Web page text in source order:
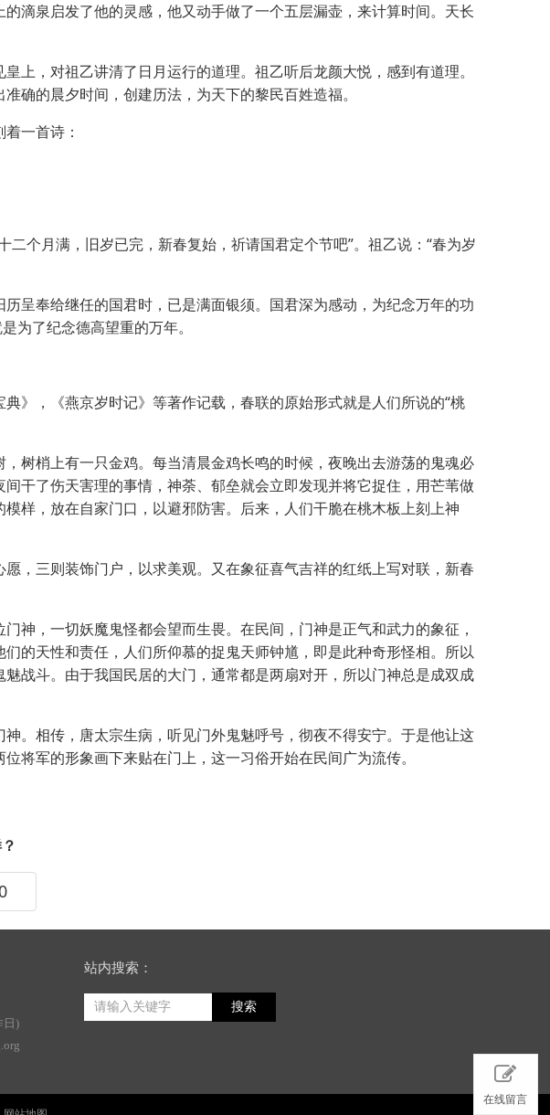
滴泉启发了他的灵感，他又动手做了一个五层漏壶，来计算时间。天长
，对祖乙讲清了日月运行的道理。祖乙听后龙颜大悦，感到有道理。
确的晨夕时间，创建历法，为天下的黎民百姓造福。
一首诗：
个月满，旧岁已完，新春复始，祈请国君定个节吧”。祖乙说：“春为岁
奉给继任的国君时，已是满面银须。国君深为感动，为纪念万年的功
为了纪念德高望重的万年。
，《燕京岁时记》等著作记载，春联的原始形式就是人们所说的“桃
梢上有一只金鸡。每当清晨金鸡长鸣的时候，夜晚出去游荡的鬼魂必
干了伤天害理的事情，神荼、郁垒就会立即发现并将它捉住，用芒苇做
样，放在自家门口，以避邪防害。后来，人们干脆在桃木板上刻上神
三则装饰门户，以求美观。又在象征喜气吉祥的红纸上写对联，新春
，一切妖魔鬼怪都会望而生畏。在民间，门神是正气和武力的象征，
的天性和责任，人们所仰慕的捉鬼天师钟馗，即是此种奇形怪相。所以
战斗。由于我国民居的大门，通常都是两扇对开，所以门神总是成双成
相传，唐太宗生病，听见门外鬼魅呼号，彻夜不得安宁。于是他让这
将军的形象画下来贴在门上，这一习俗开始在民间广为流传。
日)
站内搜索：
搜索
在线留言